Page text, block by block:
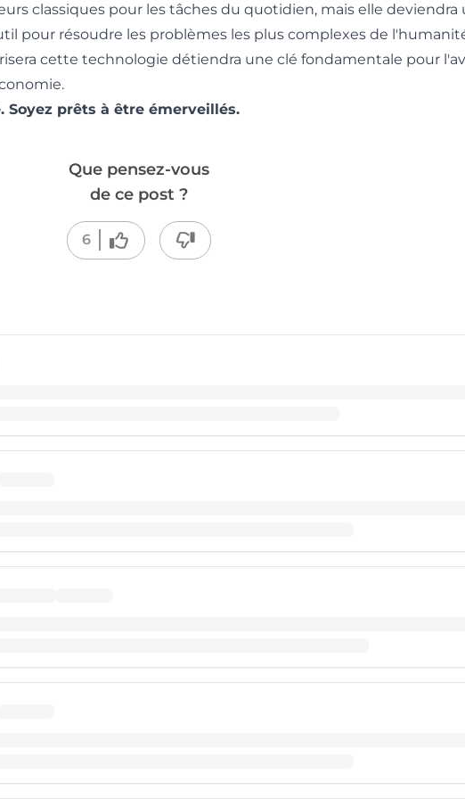
classiques pour les tâches du quotidien, mais elle deviendra
pour résoudre les problèmes les plus complexes de
cette technologie détiendra une clé fondamentale pour
prêts à être émerveillés.
Que pensez-vous
de ce post ?
6